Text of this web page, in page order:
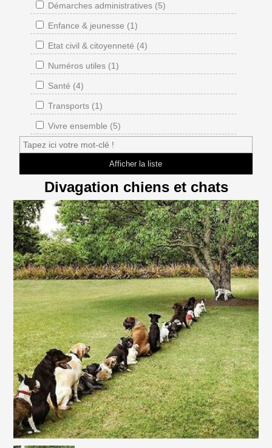
Démarches administratives (5)
Enfance & jeunesse (1)
Etat civil & citoyenneté (4)
Numéros utiles (1)
Santé (4)
Transports (1)
Vivre ensemble (5)
Divagation chiens et chats